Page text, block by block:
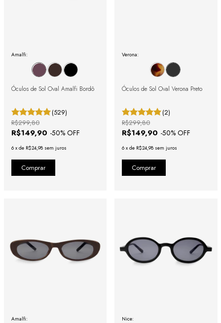
Amalfi:
Óculos de Sol Oval Amalfi Bordô
(529)
R$149,90 -50% OFF
R$299,80
6 x de R$24,98 sem juros
Verona:
Óculos de Sol Oval Verona Preto
(2)
R$149,90 -50% OFF
R$299,80
6 x de R$24,98 sem juros
Amalfi: Nice: